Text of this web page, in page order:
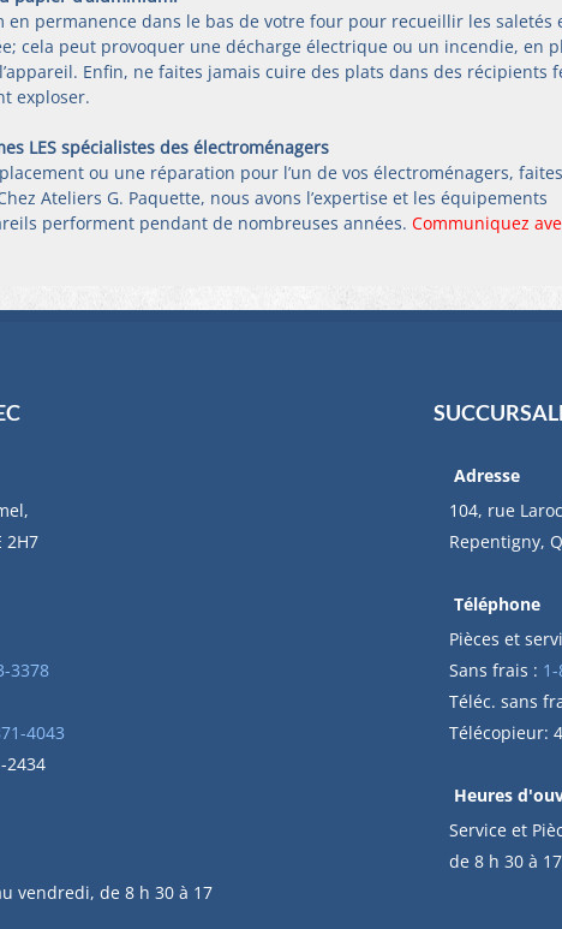
en permanence dans le bas de votre four pour recueillir les saletés
cela peut provoquer une décharge électrique ou un incendie, en
Enfin, ne faites jamais cuire des plats dans des récipients
exploser.
LES spécialistes des électroménagers
ou une réparation pour l’un de vos électroménagers, faites
Ateliers G. Paquette, nous avons l’expertise et les équipements
performent pendant de nombreuses années. Communiquez
2H7
3378
4043
2434
vendredi, de 8 h 30 à 17
Adresse
104, rue
Repentigny,
Téléphone
Pièces et
Sans frais :
Téléc. sans
Télécopieur:
Heures
Service et
de 8 h 30 à